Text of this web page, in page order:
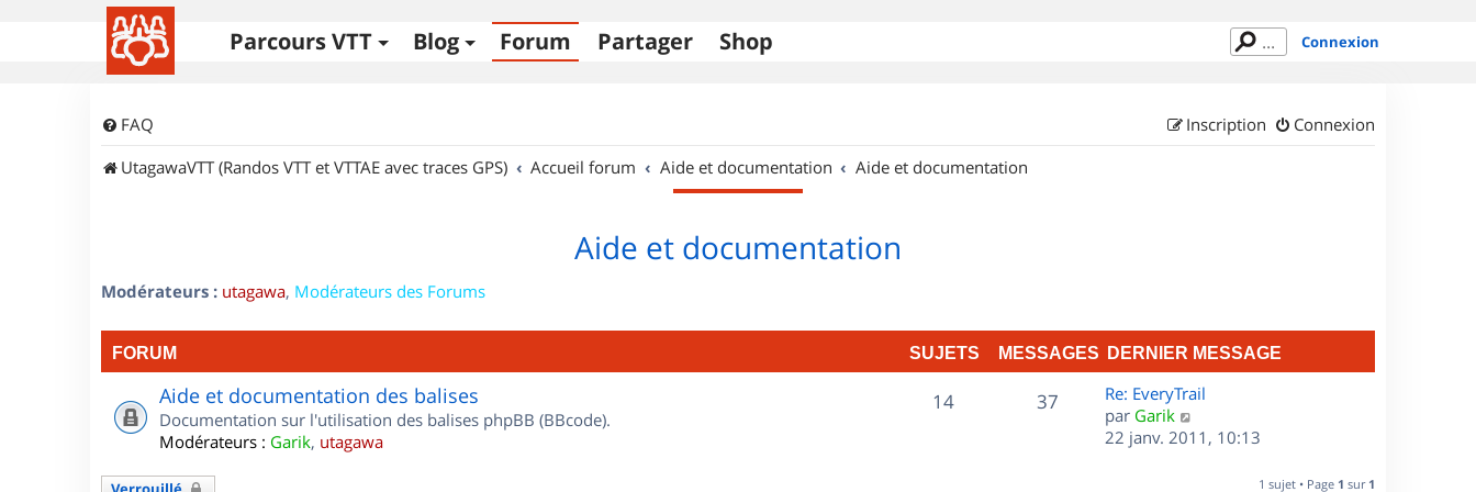
Parcours VTT Blog Forum Partager Shop Connexion
FAQ Connexion
Inscription
UtagawaVTT (Randos VTT et VTTAE avec traces GPS)
Accueil forum Aide et documentation Aide et documentation
Aide et documentation
Modérateurs : utagawa, Modérateurs des Forums
FORUM SUJETS MESSAGES DERNIER MESSAGE
Aide et documentation des balises
Documentation sur l'utilisation des balises phpBB (BBcode).
Modérateurs : Garik, utagawa
14S
37M
D
e
r
Re: EveryTrail
par Garik
o
22 janv. 2011, 10:13
1 sujet • Page 1 sur 1